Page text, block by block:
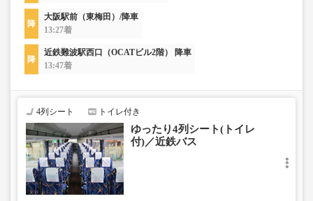
大阪駅前（東梅田）/降車
13:27着
近鉄難波駅西口（OCATビル2階） 降車
13:47着
4列シート トイレ付き
ゆったり4列シート(トイレ
付)／近鉄バス